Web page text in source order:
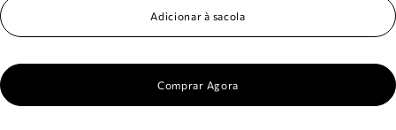
Adicionar à sacola
Comprar Agora